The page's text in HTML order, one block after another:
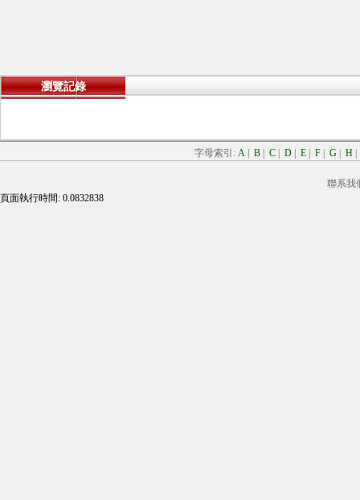
瀏覽記錄
字母索引: A B C D E F G H
聯系我
頁面執行時間: 0.0832838